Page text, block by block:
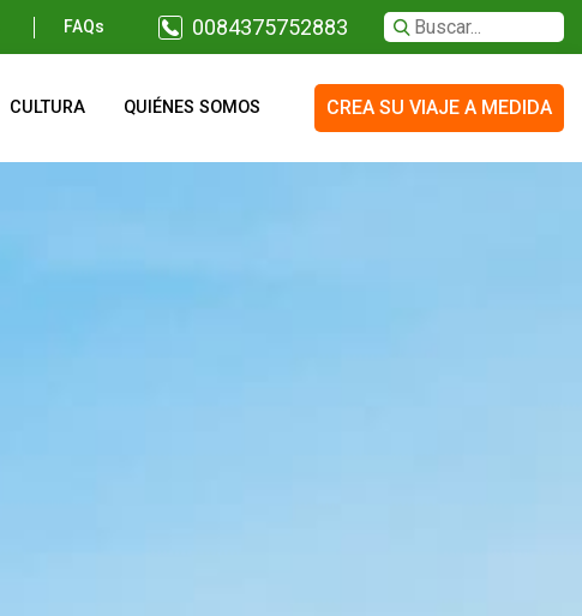
FAQs 0084375752883
CULTURA QUIÉNES SOMOS CREA SU VIAJE A MEDIDA